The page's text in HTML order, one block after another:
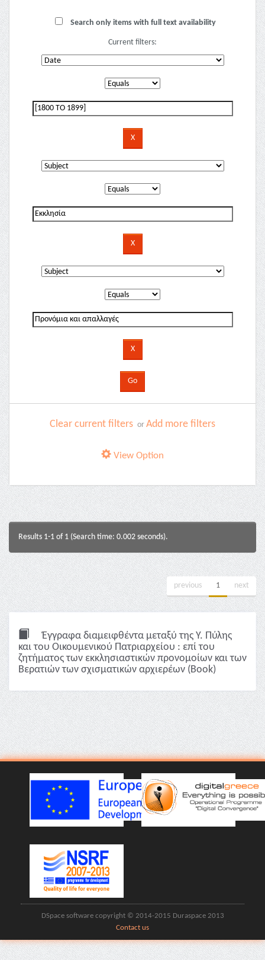
Search only items with full text availability
Current filters:
Clear current filters or Add more filters
View Option
Results 1-1 of 1 (Search time: 0.002 seconds).
previous 1 next
Έγγραφα διαμειφθέντα μεταξύ της Υ. Πύλης
και του Οικουμενικού Πατριαρχείου : επί του
ζητήματος των εκκλησιαστικών προνομοίων και των
Βερατιών των σχισματικών αρχιερέων (Book)
DSpace software copyright © 2014-2015 Duraspace 2013
Contact us